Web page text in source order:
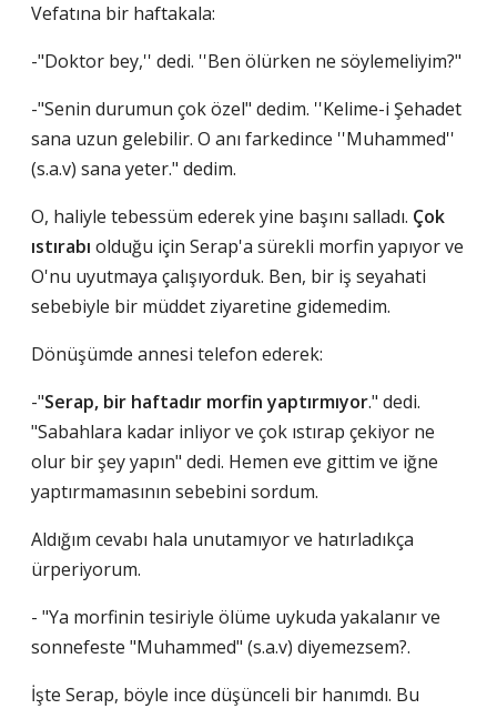
Vefatına bir haftakala:
-"Doktor bey,'' dedi. ''Ben ölürken ne söylemeliyim?"
-"Senin durumun çok özel" dedim. ''Kelime-i Şehadet
sana uzun gelebilir. O anı farkedince ''Muhammed''
(s.a.v) sana yeter." dedim.
O, haliyle tebessüm ederek yine başını salladı. Çok
ıstırabı olduğu için Serap'a sürekli morfin yapıyor ve
O'nu uyutmaya çalışıyorduk. Ben, bir iş seyahati
sebebiyle bir müddet ziyaretine gidemedim.
Dönüşümde annesi telefon ederek:
-"Serap, bir haftadır morfin yaptırmıyor." dedi.
"Sabahlara kadar inliyor ve çok ıstırap çekiyor ne
olur bir şey yapın" dedi. Hemen eve gittim ve iğne
yaptırmamasının sebebini sordum.
Aldığım cevabı hala unutamıyor ve hatırladıkça
ürperiyorum.
- "Ya morfinin tesiriyle ölüme uykuda yakalanır ve
sonnefeste "Muhammed" (s.a.v) diyemezsem?.
İşte Serap, böyle ince düşünceli bir hanımdı. Bu